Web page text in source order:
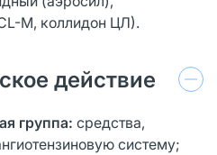
M, коллидон ЦЛ).
действие
группа: средства,
систему;